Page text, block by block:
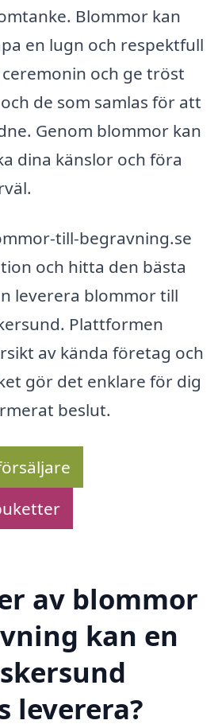
Blommor kan
en lugn och respektfull
och ge tröst
de som samlas för att
Genom blommor kan
dina känslor och föra
till-begravning.se
och hitta den bästa
leverera blommor till
Plattformen
av kända företag och
gör det enklare för dig
beslut.
av blommor
kan en
leverera?